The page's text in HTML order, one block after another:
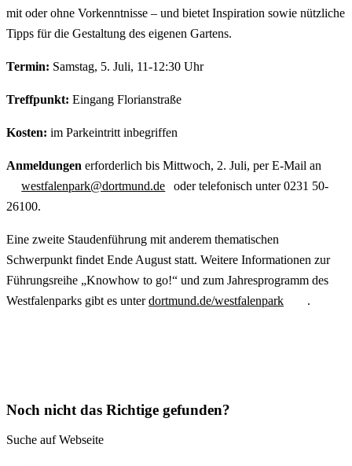
mit oder ohne Vorkenntnisse – und bietet Inspiration sowie nützliche
Tipps für die Gestaltung des eigenen Gartens.
Termin: Samstag, 5. Juli, 11-12:30 Uhr
Treffpunkt: Eingang Florianstraße
Kosten: im Parkeintritt inbegriffen
Anmeldungen erforderlich bis Mittwoch, 2. Juli, per E-Mail an
westfalenpark@dortmund.de
oder telefonisch unter 0231 50-
26100.
Eine zweite Staudenführung mit anderem thematischen
Schwerpunkt findet Ende August statt. Weitere Informationen zur
Führungsreihe „Knowhow to go!“ und zum Jahresprogramm des
Westfalenparks gibt es unterdortmund.de/westfalenpark .
Noch nicht das Richtige gefunden?
Suche auf Webseite